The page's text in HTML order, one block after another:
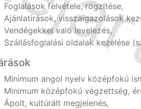
Foglalások felvétele, rögzítése,
Ajánlatírások, visszaigazolások
Vendégekkel való levelezés,
Szállásfoglalási oldalak kezelése
Minimum angol nyelv középfokú
Minimum középfokú végzettség,
Ápolt, kultúrált megjelenés,